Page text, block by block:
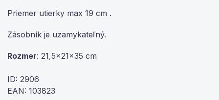
Priemer utierky max 19 cm .
Zásobník je uzamykateľný.
Rozmer: 21,5x21x35 cm
ID: 2906
EAN: 103823